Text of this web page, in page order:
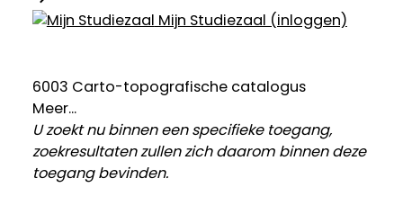
Mijn Studiezaal (inloggen)
6003 Carto-topografische catalogus
Meer...
U zoekt nu binnen een specifieke toegang,
zoekresultaten zullen zich daarom binnen deze
toegang bevinden.